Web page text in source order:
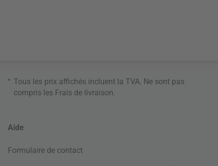
* Tous les prix affichés incluent la TVA. Ne sont pas
compris les Frais de livraison
Aide
Formulaire de contact